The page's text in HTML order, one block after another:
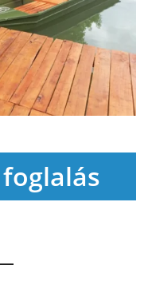
foglalás